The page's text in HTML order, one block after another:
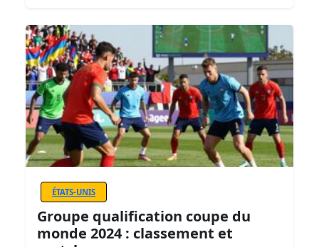
ÉTATS-UNIS
Groupe qualification coupe du
monde 2024 : classement et